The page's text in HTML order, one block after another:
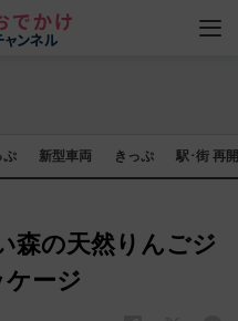
ぷ 新型車両 きっぷ 駅･街 再
森の天然りんごジ
ージ